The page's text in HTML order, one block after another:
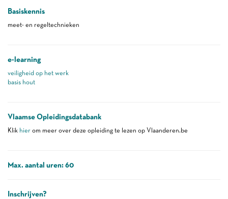
Basiskennis
meet- en regeltechnieken
e-learning
veiligheid op het werk
basis hout
Vlaamse Opleidingsdatabank
Klik hier om meer over deze opleiding te lezen op Vlaanderen.be
Max. aantal uren: 60
Inschrijven?